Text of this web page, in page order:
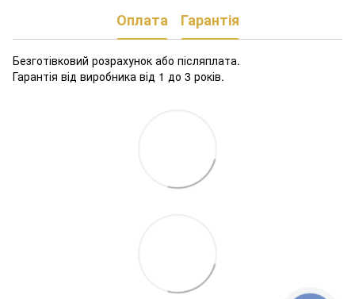
Оплата Гарантія
Безготівковий розрахунок або післяплата.
Гарантія від виробника від 1 до 3 років.